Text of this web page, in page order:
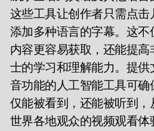
这些工具让创作者只需点击
添加多种语言的字幕。这不
内容更容易获取，还能提高
士的学习和理解能力。提供
音功能的人工智能工具可确
仅能被看到，还能被听到，
世界各地观众的视频观看体